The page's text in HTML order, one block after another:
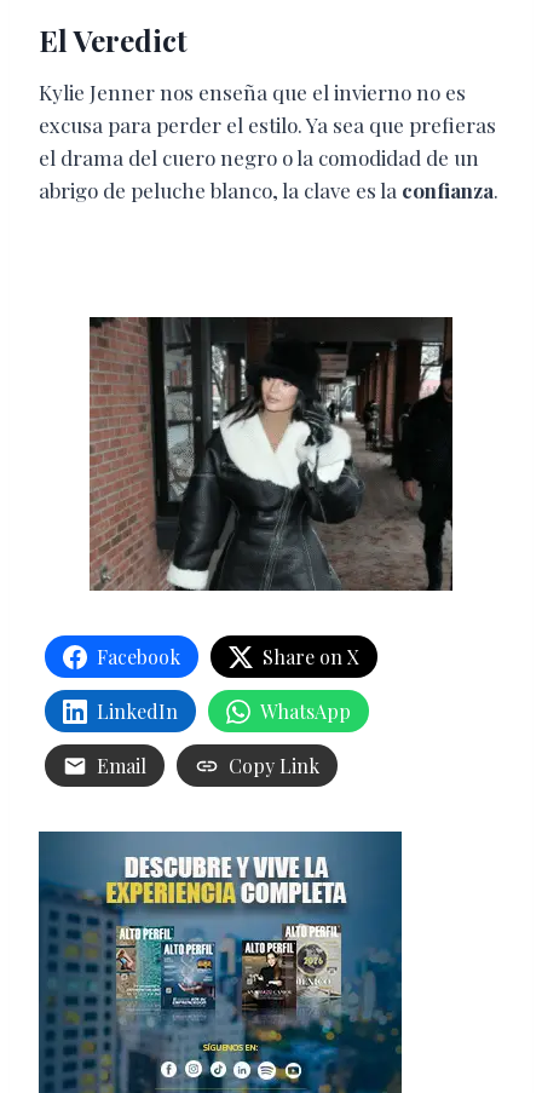
El Veredict
Kylie Jenner nos enseña que el invierno no es
excusa para perder el estilo. Ya sea que prefieras
el drama del cuero negro o la comodidad de un
abrigo de peluche blanco, la clave es la confianza.
Facebook Share on X
LinkedIn WhatsApp
Email Copy Link